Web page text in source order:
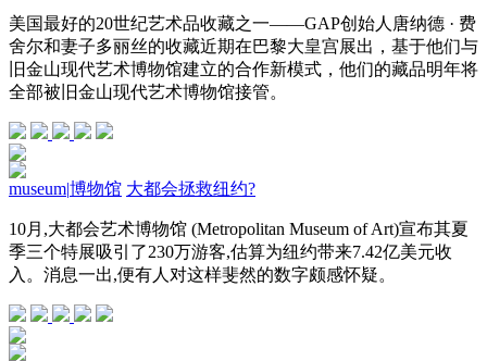
美国最好的20世纪艺术品收藏之一——GAP创始人唐纳德 · 费
舍尔和妻子多丽丝的收藏近期在巴黎大皇宫展出，基于他们与
旧金山现代艺术博物馆建立的合作新模式，他们的藏品明年将
全部被旧金山现代艺术博物馆接管。
museum|博物馆 大都会拯救纽约?
10月,大都会艺术博物馆 (Metropolitan Museum of Art)宣布其夏
季三个特展吸引了230万游客,估算为纽约带来7.42亿美元收
入。消息一出,便有人对这样斐然的数字颇感怀疑。